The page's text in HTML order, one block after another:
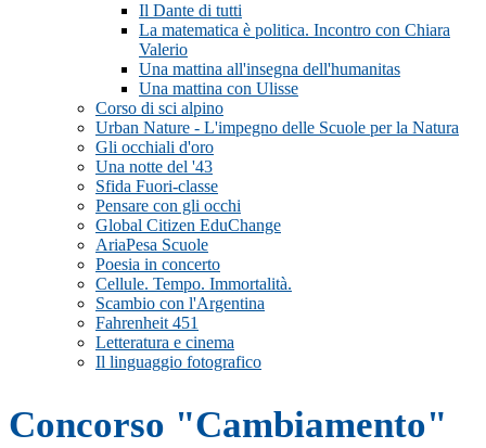
Il Dante di tutti
La matematica è politica. Incontro con Chiara
Valerio
Una mattina all'insegna dell'humanitas
Una mattina con Ulisse
Corso di sci alpino
Urban Nature - L'impegno delle Scuole per la Natura
Gli occhiali d'oro
Una notte del '43
Sfida Fuori-classe
Pensare con gli occhi
Global Citizen EduChange
AriaPesa Scuole
Poesia in concerto
Cellule. Tempo. Immortalità.
Scambio con l'Argentina
Fahrenheit 451
Letteratura e cinema
Il linguaggio fotografico
Concorso "Cambiamento"